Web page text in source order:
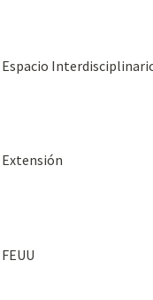
Espacio
Extensión
FEUU